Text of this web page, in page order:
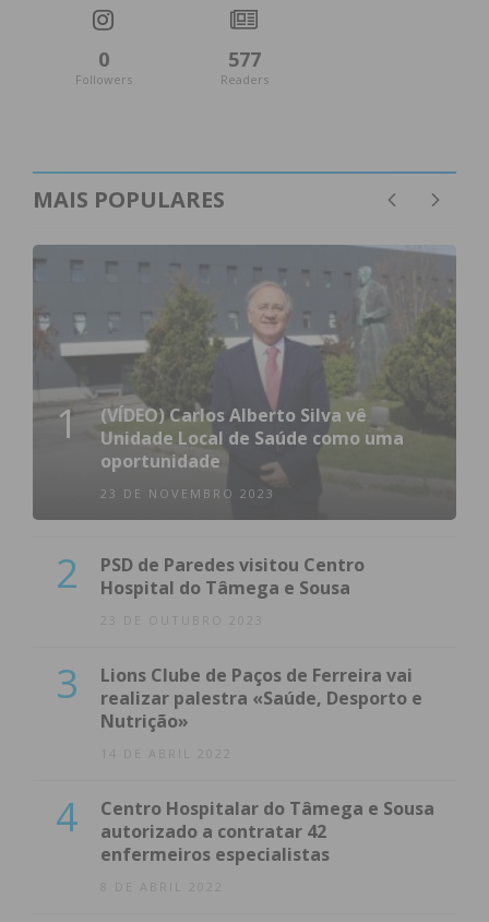
Assine nossa newsletter por e-mail e
obtenha de forma regular a informação
Eu li e concordo com os
termos e
condições
0
Followers
577
Readers
MAIS POPULARES
1
(VÍDEO) Carlos Alberto Silva vê
Unidade Local de Saúde como uma
oportunidade
23 DE NOVEMBRO 2023
2
PSD de Paredes visitou Centro
Hospital do Tâmega e Sousa
23 DE OUTUBRO 2023
3
Lions Clube de Paços de Ferreira vai
realizar palestra «Saúde, Desporto e
Nutrição»
14 DE ABRIL 2022
4
Centro Hospitalar do Tâmega e Sousa
autorizado a contratar 42
enfermeiros especialistas
8 DE ABRIL 2022